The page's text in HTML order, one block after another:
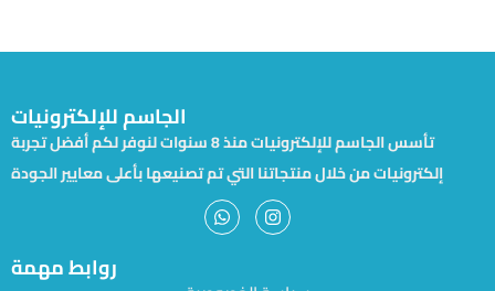
الجاسم للإلكترونيات
تأسس الجاسم للإلكترونيات منذ 8 سنوات لنوفر لكم أفضل تجربة
إلكترونيات من خلال منتجاتنا التي تم تصنيعها بأعلى معايير الجودة
روابط مهمة